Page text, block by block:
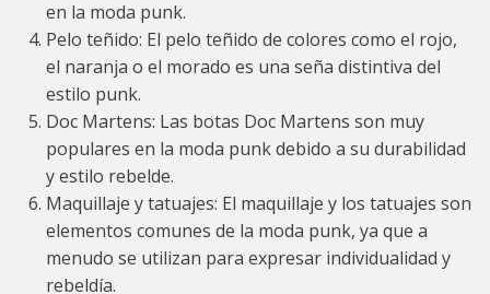
en la moda punk.
Pelo teñido: El pelo teñido de colores como el rojo,
el naranja o el morado es una seña distintiva del
estilo punk.
Doc Martens: Las botas Doc Martens son muy
populares en la moda punk debido a su durabilidad
y estilo rebelde.
Maquillaje y tatuajes: El maquillaje y los tatuajes son
elementos comunes de la moda punk, ya que a
menudo se utilizan para expresar individualidad y
rebeldía.